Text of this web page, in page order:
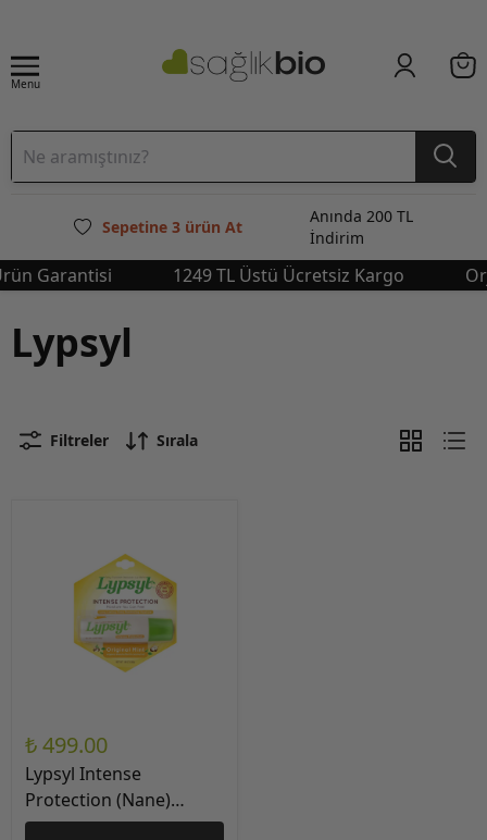
Menu
Sepetine 3 ürün At
Anında 200 TL
İndirim
Garantisi 1249 TL Üstü Ücretsiz Kargo
Lypsyl
Filtreler Sırala
₺ 499.00
Lypsyl Intense
Protection (Nane)
Hindistan cevizi, shea